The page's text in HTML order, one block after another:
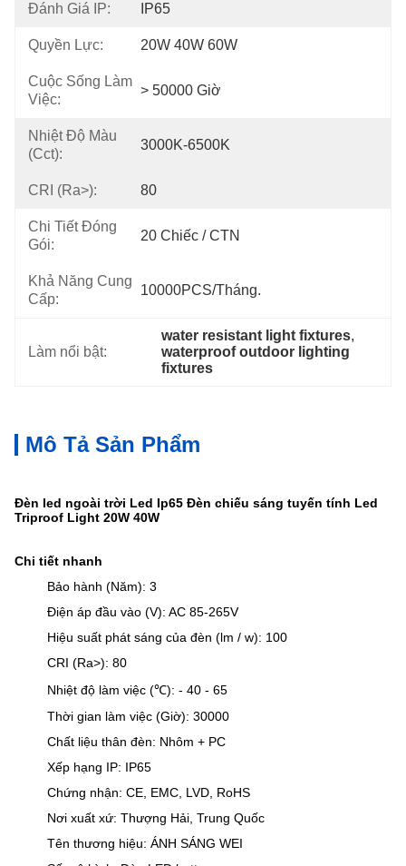
Đánh Giá IP: IP65
Quyền Lực: 20W 40W 60W
Cuộc Sống Làm
Việc:
> 50000 Giờ
Nhiệt Độ Màu
(cct):
3000K-6500K
CRI (Ra>): 80
Chi Tiết Đóng
Gói:
20 Chiếc / CTN
Khả Năng Cung
Cấp:
10000PCS/tháng.
Làm nổi bật:
water resistant light fixtures,
waterproof outdoor lighting
fixtures
Mô Tả Sản Phẩm
Đèn led ngoài trời Led Ip65 Đèn chiếu sáng tuyến tính Led
Triproof Light 20W 40W
Chi tiết nhanh
Bảo hành (Năm): 3
Điện áp đầu vào (V): AC 85-265V
Hiệu suất phát sáng của đèn (lm / w): 100
CRI (Ra>): 80
Nhiệt độ làm việc (℃): - 40 - 65
Thời gian làm việc (Giờ): 30000
Chất liệu thân đèn: Nhôm + PC
Xếp hạng IP: IP65
Chứng nhận: CE, EMC, LVD, RoHS
Nơi xuất xứ: Thượng Hải, Trung Quốc
Tên thương hiệu: ÁNH SÁNG WEI